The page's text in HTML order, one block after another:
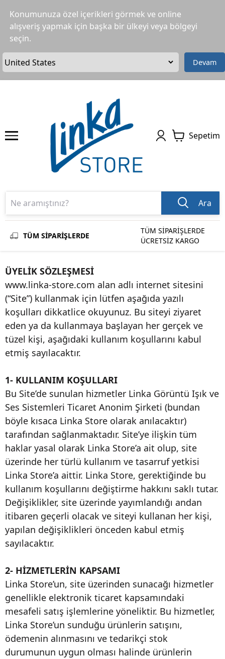
Konumunuza özel içerikleri görmek ve online
alışveriş yapmak için başka bir ülkeyi veya bölgeyi
seçin.
Devam
Sepetim
Ara
TÜM SİPARİŞLERDE
TÜM SİPARİŞLERDE
ÜCRETSİZ KARGO
ÜYELİK SÖZLEŞMESİ
www.linka-store.com alan adlı internet sitesini
(“Site”) kullanmak için lütfen aşağıda yazılı
koşulları dikkatlice okuyunuz. Bu siteyi ziyaret
eden ya da kullanmaya başlayan her gerçek ve
tüzel kişi, aşağıdaki kullanım koşullarını kabul
etmiş sayılacaktır.
1- KULLANIM KOŞULLARI
Bu Site’de sunulan hizmetler Linka Görüntü Işık ve
Ses Sistemleri Ticaret Anonim Şirketi (bundan
böyle kısaca Linka Store olarak anılacaktır)
tarafından sağlanmaktadır. Site’ye ilişkin tüm
haklar yasal olarak Linka Store’a ait olup, site
üzerinde her türlü kullanım ve tasarruf yetkisi
Linka Store’a aittir. Linka Store, gerektiğinde bu
kullanım koşullarını değiştirme hakkını saklı tutar.
Değişiklikler, site üzerinde yayımlandığı andan
itibaren geçerli olacak ve siteyi kullanan her kişi,
yapılan değişiklikleri önceden kabul etmiş
sayılacaktır.
2- HİZMETLERİN KAPSAMI
Linka Store’un, site üzerinden sunacağı hizmetler
genellikle elektronik ticaret kapsamındaki
mesafeli satış işlemlerine yöneliktir. Bu hizmetler,
Linka Store’un sunduğu ürünlerin satışını,
ödemenin alınmasını ve tedarikçi stok
durumunun uygun olması halinde ürünlerin